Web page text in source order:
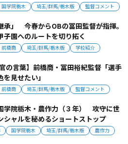
国学院栃木 埼玉/群馬/栃木版 監督コメント
承」 今春からOBの冨田監督が指揮。
子園へのルートを切り拓く
前橋商 埼玉/群馬/栃木版 学校紹介
の言葉】前橋商・冨田裕紀監督「選手
見せたい」
前橋商 埼玉/群馬/栃木版 監督コメント
学院栃木・農作力（３年） 攻守に世
シャルを秘めるショートストップ
国学院栃木 埼玉/群馬/栃木版 農作力